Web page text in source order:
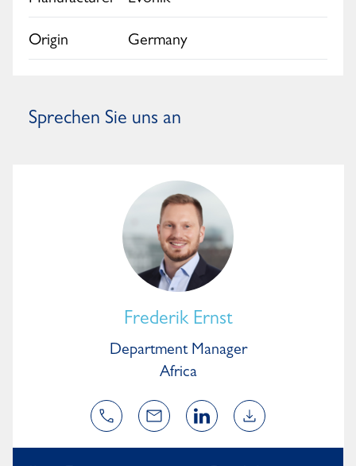
Origin Germany
Sprechen Sie uns an
Frederik Ernst
Department Manager
Africa